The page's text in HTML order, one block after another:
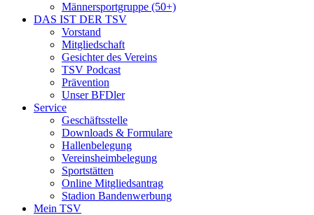
Männersportgruppe (50+)
DAS IST DER TSV
Vorstand
Mitgliedschaft
Gesichter des Vereins
TSV Podcast
Prävention
Unser BFDler
Service
Geschäftsstelle
Downloads & Formulare
Hallenbelegung
Vereinsheimbelegung
Sportstätten
Online Mitgliedsantrag
Stadion Bandenwerbung
Mein TSV